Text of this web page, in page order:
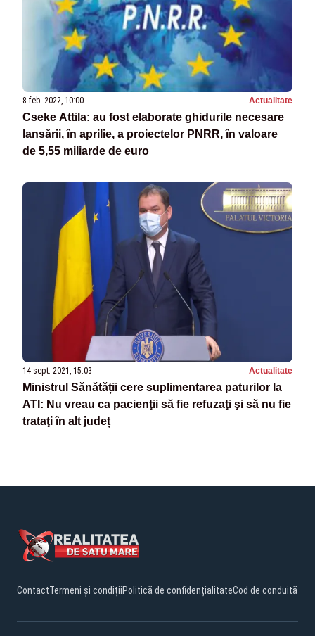
8 feb. 2022, 10:00 Actualitate
Cseke Attila: au fost elaborate ghidurile necesare
lansării, în aprilie, a proiectelor PNRR, în valoare
de 5,55 miliarde de euro
14 sept. 2021, 15:03 Actualitate
Ministrul Sănătății cere suplimentarea paturilor la
ATI: Nu vreau ca pacienţii să fie refuzaţi şi să nu fie
trataţi în alt județ
ContactTermeni și condițiiPolitică de confidențialitateCod de conduită